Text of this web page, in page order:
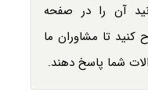
آن را در صفحه
کنید تا مشاوران ما
شما پاسخ دهند.